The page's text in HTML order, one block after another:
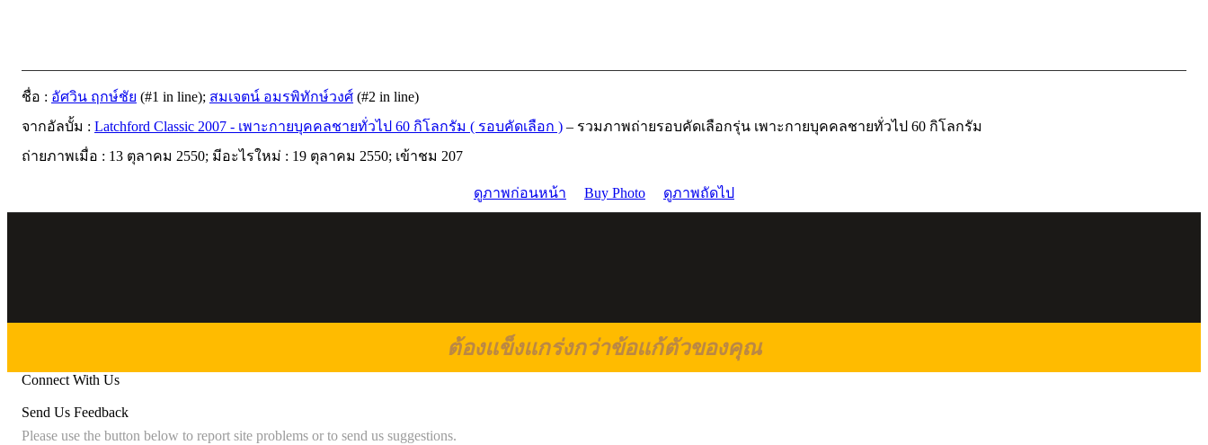
ชื่อ : อัศวิน ฤกษ์ชัย (#1 in line); สมเจตน์ อมรพิทักษ์วงศ์ (#2 in line)
จากอัลบั้ม : Latchford Classic 2007 - เพาะกายบุคคลชายทั่วไป 60 กิโลกรัม ( รอบคัดเลือก ) – รวมภาพถ่ายรอบคัดเลือกรุ่น เพาะกายบุคคลชายทั่วไป 60 กิโลกรัม
ถ่ายภาพเมื่อ : 13 ตุลาคม 2550; มีอะไรใหม่ : 19 ตุลาคม 2550; เข้าชม 207
ดูภาพก่อนหน้า Buy Photo ดูภาพถัดไป
ต้องแข็งแกร่งกว่าข้อแก้ตัวของคุณ
Connect With Us
Send Us Feedback
Please use the button below to report site problems or to send us suggestions.